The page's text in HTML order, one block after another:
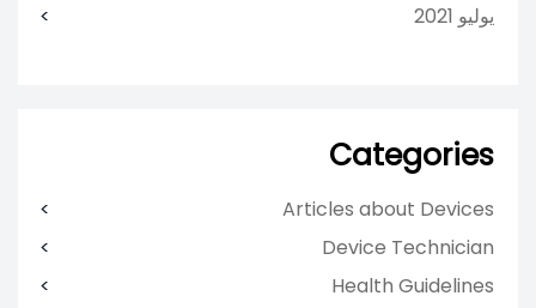
يوليو 2021
Categories
Articles about Devices
Device Technician
Health Guidelines